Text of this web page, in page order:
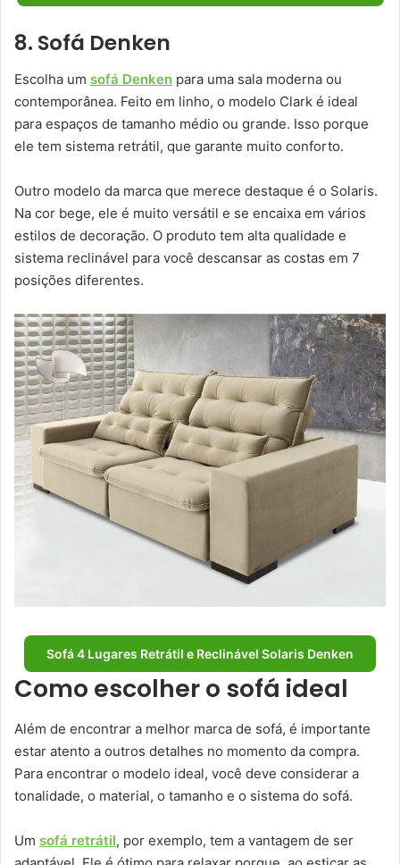
8. Sofá Denken
Escolha um sofá Denken para uma sala moderna ou
contemporânea. Feito em linho, o modelo Clark é ideal
para espaços de tamanho médio ou grande. Isso porque
ele tem sistema retrátil, que garante muito conforto.
Outro modelo da marca que merece destaque é o Solaris.
Na cor bege, ele é muito versátil e se encaixa em vários
estilos de decoração. O produto tem alta qualidade e
sistema reclinável para você descansar as costas em 7
posições diferentes.
Sofá 4 Lugares Retrátil e Reclinável Solaris Denken
Como escolher o sofá ideal
Além de encontrar a melhor marca de sofá, é importante
estar atento a outros detalhes no momento da compra.
Para encontrar o modelo ideal, você deve considerar a
tonalidade, o material, o tamanho e o sistema do sofá.
Um sofá retrátil, por exemplo, tem a vantagem de ser